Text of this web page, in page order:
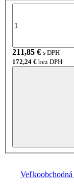
211,85 € s DPH
172,24 € bez DPH
Veľkoobchodná